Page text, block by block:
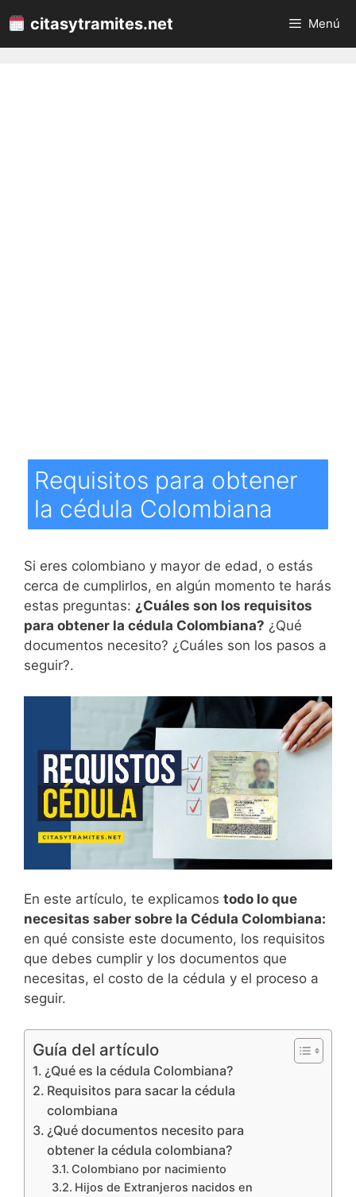
al
contenido
citasytramites.net Menú
Requisitos para obtener
la cédula Colombiana
Si eres colombiano y mayor de edad, o estás
cerca de cumplirlos, en algún momento te harás
estas preguntas: ¿Cuáles son los requisitos
para obtener la cédula Colombiana? ¿Qué
documentos necesito? ¿Cuáles son los pasos a
seguir?.
En este artículo, te explicamos todo lo que
necesitas saber sobre la Cédula Colombiana:
en qué consiste este documento, los requisitos
que debes cumplir y los documentos que
necesitas, el costo de la cédula y el proceso a
seguir.
Guía del artículo
¿Qué es la cédula Colombiana?
Requisitos para sacar la cédula
colombiana
¿Qué documentos necesito para
obtener la cédula colombiana?
Colombiano por nacimiento
Hijos de Extranjeros nacidos en